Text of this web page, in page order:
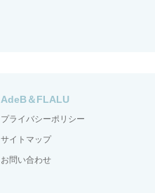
AdeB＆FLALU
プライバシーポリシー
サイトマップ
お問い合わせ